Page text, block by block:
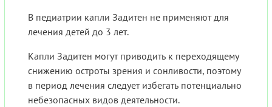
В педиатрии капли Задитен не применяют для
лечения детей до 3 лет.
Капли Задитен могут приводить к переходящему
снижению остроты зрения и сонливости, поэтому
в период лечения следует избегать потенциально
небезопасных видов деятельности.